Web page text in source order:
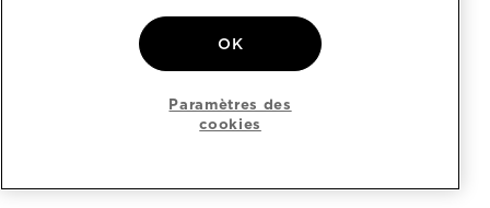
OK
Paramètres des
cookies